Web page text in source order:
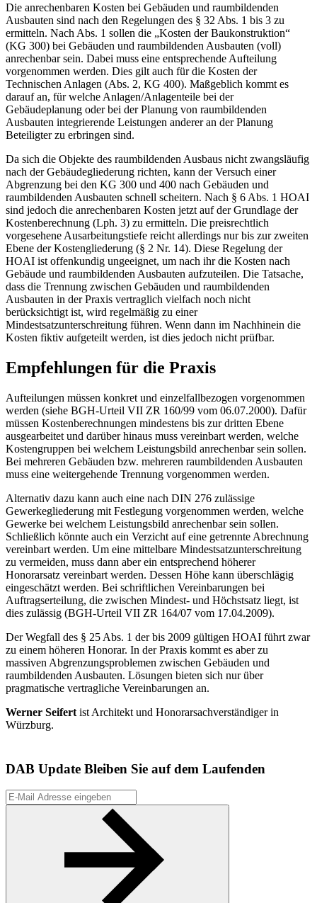
Die anrechenbaren Kosten bei Gebäuden und raumbildenden
Ausbauten sind nach den Regelungen des § 32 Abs. 1 bis 3 zu
ermitteln. Nach Abs. 1 sollen die „Kosten der Baukonstruktion“
(KG 300) bei Gebäuden und raumbildenden Ausbauten (voll)
anrechenbar sein. Dabei muss eine entsprechende Aufteilung
vorgenommen werden. Dies gilt auch für die Kosten der
Technischen Anlagen (Abs. 2, KG 400). Maßgeblich kommt es
darauf an, für welche Anlagen/Anlagenteile bei der
Gebäudeplanung oder bei der Planung von raumbildenden
Ausbauten integrierende Leistungen anderer an der Planung
Beteiligter zu erbringen sind.
Da sich die Objekte des raumbildenden Ausbaus nicht zwangsläufig
nach der Gebäudegliederung richten, kann der Versuch einer
Abgrenzung bei den KG 300 und 400 nach Gebäuden und
raumbildenden Ausbauten schnell scheitern. Nach § 6 Abs. 1 HOAI
sind jedoch die anrechenbaren Kosten jetzt auf der Grundlage der
Kostenberechnung (Lph. 3) zu ermitteln. Die preisrechtlich
vorgesehene Ausarbeitungstiefe reicht allerdings nur bis zur zweiten
Ebene der Kostengliederung (§ 2 Nr. 14). Diese Regelung der
HOAI ist offenkundig ungeeignet, um nach ihr die Kosten nach
Gebäude und raumbildenden Ausbauten aufzuteilen. Die Tatsache,
dass die Trennung zwischen Gebäuden und raumbildenden
Ausbauten in der Praxis vertraglich vielfach noch nicht
berücksichtigt ist, wird regelmäßig zu einer
Mindestsatzunterschreitung führen. Wenn dann im Nachhinein die
Kosten fiktiv aufgeteilt werden, ist dies jedoch nicht prüfbar.
Empfehlungen für die Praxis
Aufteilungen müssen konkret und einzelfallbezogen vorgenommen
werden (siehe BGH-Urteil VII ZR 160/99 vom 06.07.2000). Dafür
müssen Kostenberechnungen mindestens bis zur dritten Ebene
ausgearbeitet und darüber hinaus muss vereinbart werden, welche
Kostengruppen bei welchem Leistungsbild anrechenbar sein sollen.
Bei mehreren Gebäuden bzw. mehreren raumbildenden Ausbauten
muss eine weitergehende Trennung vorgenommen werden.
Alternativ dazu kann auch eine nach DIN 276 zulässige
Gewerkegliederung mit Festlegung vorgenommen werden, welche
Gewerke bei welchem Leistungsbild anrechenbar sein sollen.
Schließlich könnte auch ein Verzicht auf eine getrennte Abrechnung
vereinbart werden. Um eine mittelbare Mindestsatzunterschreitung
zu vermeiden, muss dann aber ein ­entsprechend höherer
Honorarsatz vereinbart werden. Dessen Höhe kann überschlägig
eingeschätzt werden. Bei schriftlichen Vereinbarungen bei
Auftragserteilung, die zwischen Mindest- und Höchstsatz liegt, ist
dies zulässig (BGH-Urteil VII ZR 164/07 vom 17.04.2009).
Der Wegfall des § 25 Abs. 1 der bis 2009 gültigen HOAI führt zwar
zu einem höheren Honorar. In der Praxis kommt es aber zu
massiven Abgrenzungsproblemen zwischen Gebäuden und
raumbildenden Ausbauten. Lösungen bieten sich nur über
pragmatische vertragliche Vereinbarungen an.
Werner Seifert ist Architekt und Honorarsachverständiger in
Würzburg.
DAB Update Bleiben Sie auf dem Laufenden